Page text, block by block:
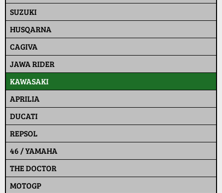
SUZUKI
HUSQARNA
CAGIVA
JAWA RIDER
KAWASAKI
APRILIA
DUCATI
REPSOL
46 / YAMAHA
THE DOCTOR
MOTOGP